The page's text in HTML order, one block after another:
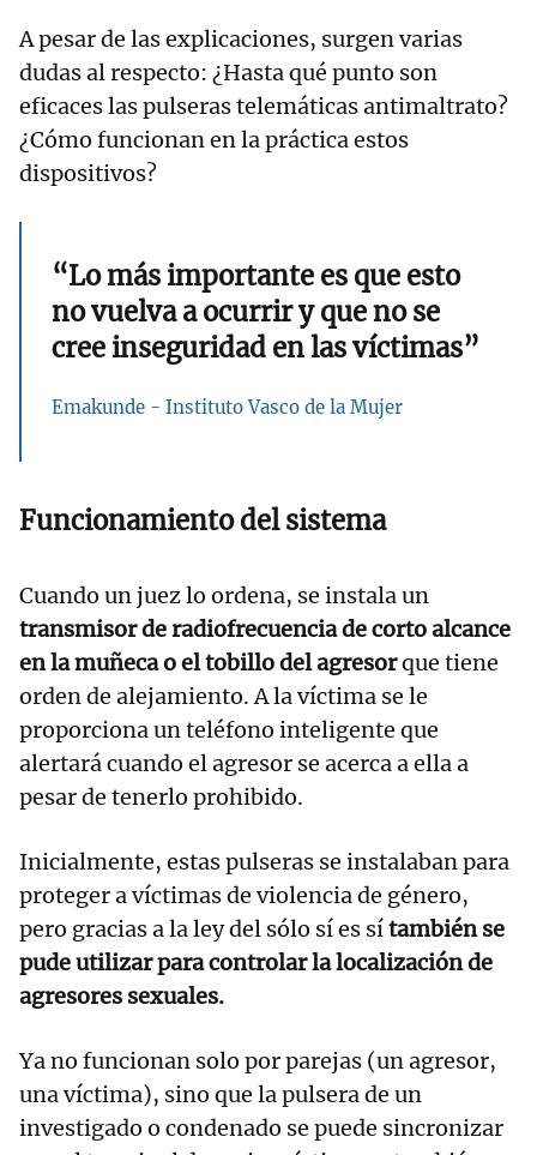
A pesar de las explicaciones, surgen varias
dudas al respecto: ¿Hasta qué punto son
eficaces las pulseras telemáticas antimaltrato?
¿Cómo funcionan en la práctica estos
dispositivos?
“Lo más importante es que esto
no vuelva a ocurrir y que no se
cree inseguridad en las víctimas”
Emakunde - Instituto Vasco de la Mujer
Funcionamiento del sistema
Cuando un juez lo ordena, se instala un
transmisor de radiofrecuencia de corto alcance
en la muñeca o el tobillo del agresorque tiene
orden de alejamiento. A la víctima se le
proporciona un teléfono inteligente que
alertará cuando el agresor se acerca a ella a
pesar de tenerlo prohibido.
Inicialmente, estas pulseras se instalaban para
proteger a víctimas de violencia de género,
pero gracias a la ley del sólo sí es sítambién se
pude utilizar para controlar la localización de
agresores sexuales.
Ya no funcionan solo por parejas (un agresor,
una víctima), sino que la pulsera de un
investigado o condenado se puede sincronizar